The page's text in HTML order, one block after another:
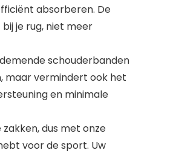
absorberen. De
je rug, niet meer
schouderbanden
maar vermindert ook het
en minimale
dus met onze
voor de sport. Uw